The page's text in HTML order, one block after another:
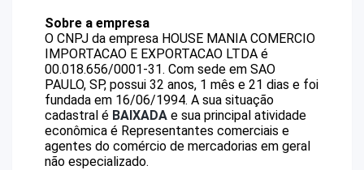
Sobre a empresa
O CNPJ da empresa HOUSE MANIA COMERCIO
IMPORTACAO E EXPORTACAO LTDA é
00.018.656/0001-31. Com sede em SAO
PAULO, SP, possui 32 anos, 1 mês e 21 dias e foi
fundada em 16/06/1994. A sua situação
cadastral é BAIXADA e sua principal atividade
econômica é Representantes comerciais e
agentes do comércio de mercadorias em geral
não especializado.